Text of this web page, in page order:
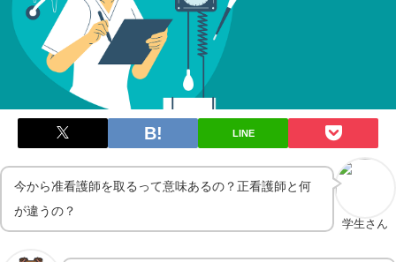
LINE
学生さん
今から准看護師を取るって意味あるの？正看護師と何
が違うの？